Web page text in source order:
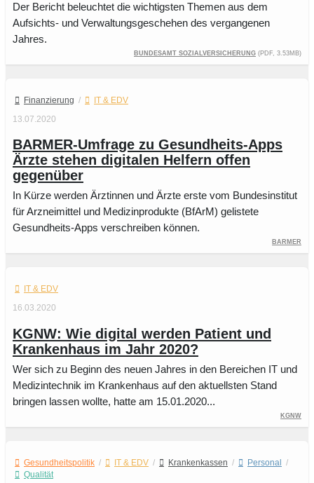
Der Bericht beleuchtet die wichtigsten Themen aus dem
Aufsichts- und Verwaltungsgeschehen des vergangenen
Jahres.
Bundesamt Sozialversicherung (PDF, 3.53MB)
Finanzierung /
IT & EDV
13.07.2020
BARMER-Umfrage zu Gesundheits-Apps
Ärzte stehen digitalen Helfern offen
gegenüber
In Kürze werden Ärztinnen und Ärzte erste vom Bundesinstitut
für Arzneimittel und Medizinprodukte (BfArM) gelistete
Gesundheits-Apps verschreiben können.
BARMER
IT & EDV
16.03.2020
KGNW: Wie digital werden Patient und
Krankenhaus im Jahr 2020?
Wer sich zu Beginn des neuen Jahres in den Bereichen IT und
Medizintechnik im Krankenhaus auf den aktuellsten Stand
bringen lassen wollte, hatte am 15.01.2020...
KGNW
Gesundheitspolitik / IT & EDV / Krankenkassen / Personal
/
Qualität